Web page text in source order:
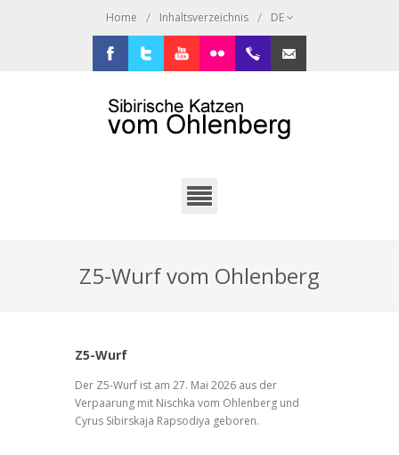
Home / Inhaltsverzeichnis / DE
Z5-Wurf vom Ohlenberg
Z5-Wurf
Der Z5-Wurf ist am 27. Mai 2026 aus der
Verpaarung mit Nischka vom Ohlenberg und
Cyrus Sibirskaja Rapsodiya geboren.